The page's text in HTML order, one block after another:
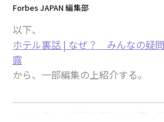
Forbes JAPAN 編集部
以下、
ホテル裏話 | なぜ？ みんなの疑
露
から、一部編集の上紹介する。